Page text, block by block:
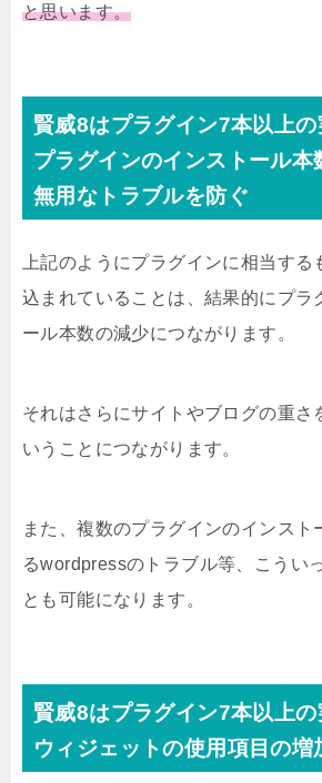
と思います。
賢威8はプラグイン7本以上の
プラグインのインストール本
無用なトラブルを防ぐ
上記のようにプラグインに相当する
込まれていることは、結果的にプラ
ール本数の減少につながります。
それはさらにサイトやブログの重さ
いうことにつながります。
また、複数のプラグインのインスト
るwordpressのトラブル等、こうい
とも可能になります。
賢威8はプラグイン7本以上の
ウィジェットの使用項目の増